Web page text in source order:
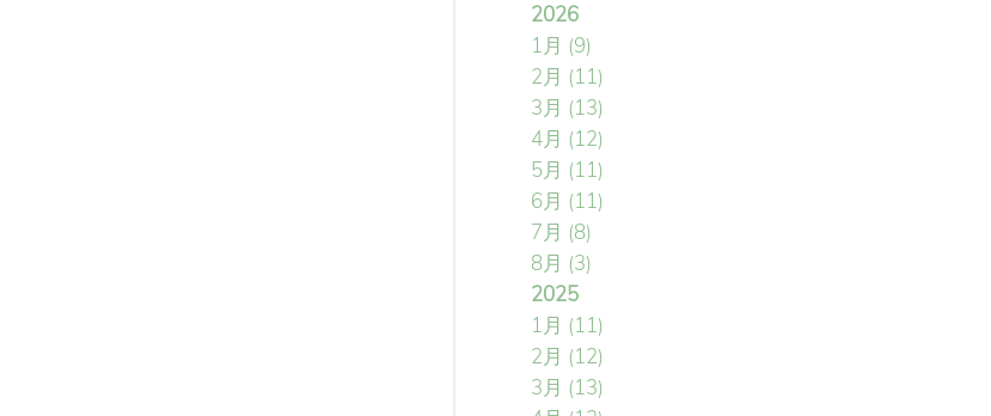
2026
1月 (9)
2月 (11)
3月 (13)
4月 (12)
5月 (11)
6月 (11)
7月 (8)
8月 (3)
2025
1月 (11)
2月 (12)
3月 (13)